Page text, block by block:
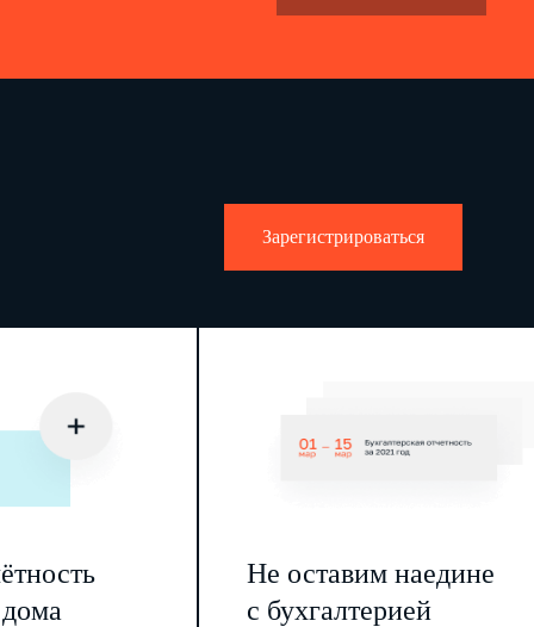
Зарегистрироваться
Не оставим наедине
с бухгалтерией